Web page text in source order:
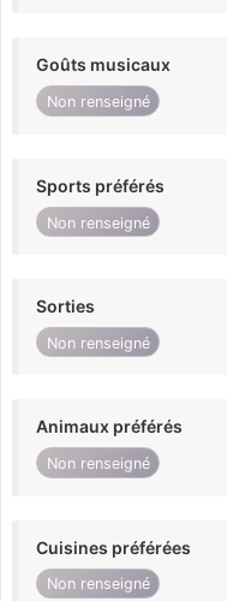
Goûts musicaux
Non renseigné
Sports préférés
Non renseigné
Sorties
Non renseigné
Animaux préférés
Non renseigné
Cuisines préférées
Non renseigné